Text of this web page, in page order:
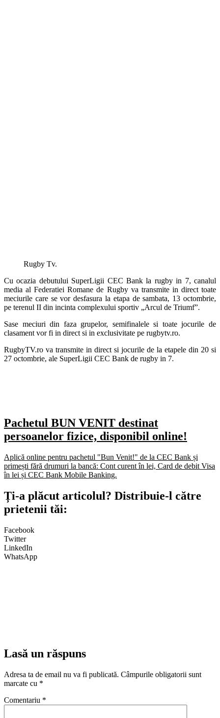
Rugby Tv.
Cu ocazia debutului SuperLigii CEC Bank la rugby in 7, canalul
media al Federatiei Romane de Rugby va transmite in direct toate
meciurile care se vor desfasura la etapa de sambata, 13 octombrie,
pe terenul II din incinta complexului sportiv „Arcul de Triumf”.
Sase meciuri din faza grupelor, semifinalele si toate jocurile de
clasament vor fi in direct si in exclusivitate pe rugbytv.ro.
RugbyTV.ro va transmite in direct si jocurile de la etapele din 20 si
27 octombrie, ale SuperLigii CEC Bank de rugby in 7.
Pachetul BUN VENIT destinat
persoanelor fizice, disponibil online!
Aplică online pentru pachetul "Bun Venit!" de la CEC Bank și
primești fără drumuri la bancă: Cont curent în lei, Card de debit Visa
în lei și CEC Bank Mobile Banking.​
Ți-a plăcut articolul? Distribuie-l către
prietenii tăi:
Facebook
Twitter
LinkedIn
WhatsApp
Lasă un răspuns
Adresa ta de email nu va fi publicată. Câmpurile obligatorii sunt
marcate cu *
Comentariu *